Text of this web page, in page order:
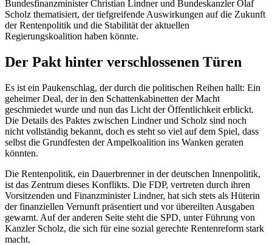
Bundesfinanzminister Christian Lindner und Bundeskanzler Olaf
Scholz thematisiert, der tiefgreifende Auswirkungen auf die Zukunft
der Rentenpolitik und die Stabilität der aktuellen
Regierungskoalition haben könnte.
Der Pakt hinter verschlossenen Türen
Es ist ein Paukenschlag, der durch die politischen Reihen hallt: Ein
geheimer Deal, der in den Schattenkabinetten der Macht
geschmiedet wurde und nun das Licht der Öffentlichkeit erblickt.
Die Details des Paktes zwischen Lindner und Scholz sind noch
nicht vollständig bekannt, doch es steht so viel auf dem Spiel, dass
selbst die Grundfesten der Ampelkoalition ins Wanken geraten
könnten.
Die Rentenpolitik, ein Dauerbrenner in der deutschen Innenpolitik,
ist das Zentrum dieses Konflikts. Die FDP, vertreten durch ihren
Vorsitzenden und Finanzminister Lindner, hat sich stets als Hüterin
der finanziellen Vernunft präsentiert und vor übereilten Ausgaben
gewarnt. Auf der anderen Seite steht die SPD, unter Führung von
Kanzler Scholz, die sich für eine sozial gerechte Rentenreform stark
macht.